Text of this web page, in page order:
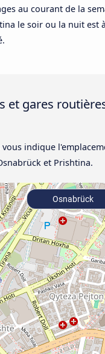
au courant de la
le soir ou la nuit est
et gares
vous indique
et Prishtina.
Osnabrück